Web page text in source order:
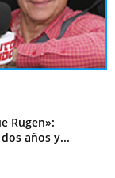
Rugen»:
años y...